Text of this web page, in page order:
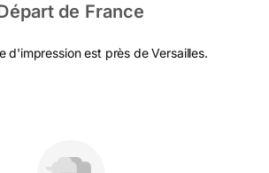
de France
d'impression est près de Versailles.